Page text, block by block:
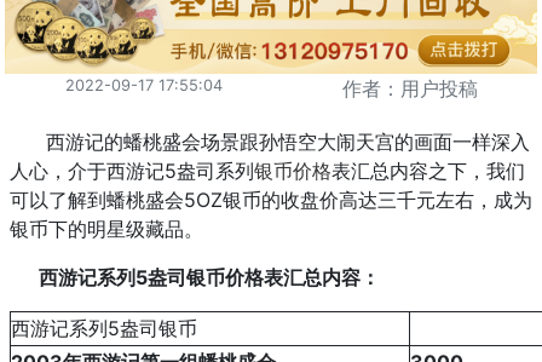
2022-09-17 17:55:04 作者：用户投稿
西游记的蟠桃盛会场景跟孙悟空大闹天宫的画面一样深入
人心，介于西游记5盎司系列银币价格表汇总内容之下，我们
可以了解到蟠桃盛会5OZ银币的收盘价高达三千元左右，成为
银币下的明星级藏品。
西游记系列5盎司银币价格表汇总内容：
西游记系列5盎司银币